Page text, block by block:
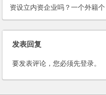
资设立内资企业吗？一个外籍个
人在国内的投资收益可以免个人
所得税吗？
发表回复
要发表评论，您必须先登录。